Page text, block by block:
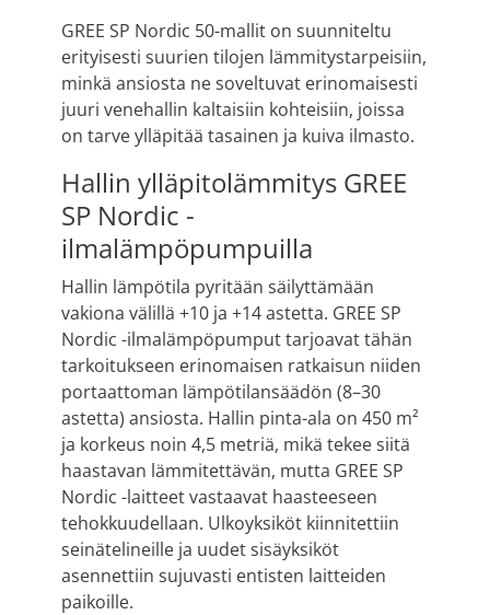
GREE SP Nordic 50-mallit on suunniteltu
erityisesti suurien tilojen lämmitystarpeisiin,
minkä ansiosta ne soveltuvat erinomaisesti
juuri venehallin kaltaisiin kohteisiin, joissa
on tarve ylläpitää tasainen ja kuiva ilmasto.
Hallin ylläpitolämmitys GREE
SP Nordic -
ilmalämpöpumpuilla
Hallin lämpötila pyritään säilyttämään
vakiona välillä +10 ja +14 astetta. GREE SP
Nordic -ilmalämpöpumput tarjoavat tähän
tarkoitukseen erinomaisen ratkaisun niiden
portaattoman lämpötilansäädön (8–30
astetta) ansiosta. Hallin pinta-ala on 450 m²
ja korkeus noin 4,5 metriä, mikä tekee siitä
haastavan lämmitettävän, mutta GREE SP
Nordic -laitteet vastaavat haasteeseen
tehokkuudellaan. Ulkoyksiköt kiinnitettiin
seinätelineille ja uudet sisäyksiköt
asennettiin sujuvasti entisten laitteiden
paikoille.